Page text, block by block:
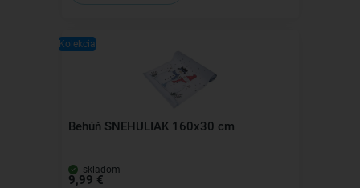
Kolekcia
Behúň SNEHULIAK 160x30 cm
skladom
9,99 €